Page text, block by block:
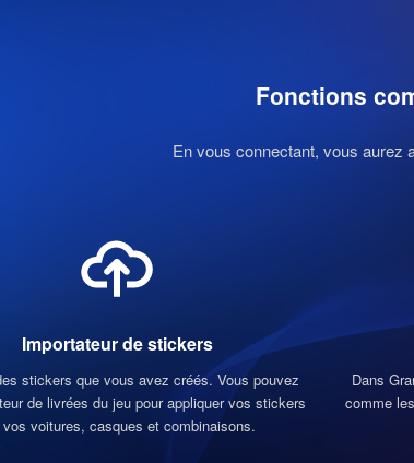
Fonctions
En vous connectant, vous aurez
Importateur de stickers
stickers que vous avez créés. Vous pouvez
de livrées du jeu pour appliquer vos stickers
voitures, casques et combinaisons.
Dans
comme